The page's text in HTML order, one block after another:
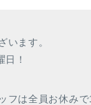
います。
日！
フは全員お休み